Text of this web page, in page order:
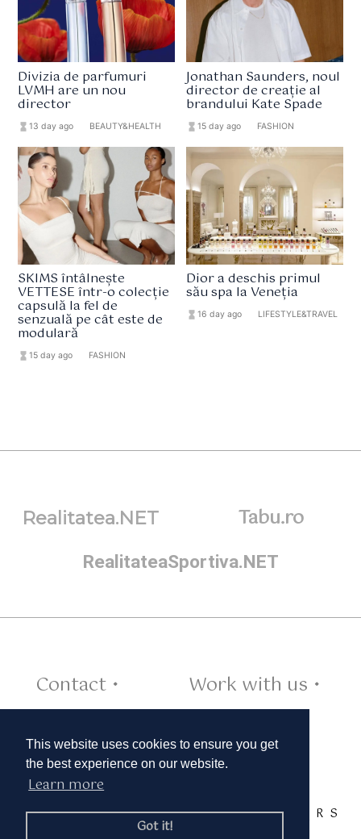
This website uses cookies to ensure you get
the best experience on our website.
Learn more
Got it!
Divizia de parfumuri
LVMH are un nou
director
hourglass_full13 day ago BEAUTY&HEALTH
Jonathan Saunders, noul
director de creație al
brandului Kate Spade
hourglass_full 15 day ago FASHION
SKIMS întâlnește
VETTESE într-o colecție
capsulă la fel de
senzuală pe cât este de
modulară
hourglass_full15 day ago FASHION
Dior a deschis primul
său spa la Veneția
hourglass_full 16 day ago LIFESTYLE&TRAVEL
Realitatea.NET Tabu.ro
RealitateaSportiva.NET
Contact •
Work with us •
Cookies •
TAGS:A B C D E F G H I J K L M N O R S